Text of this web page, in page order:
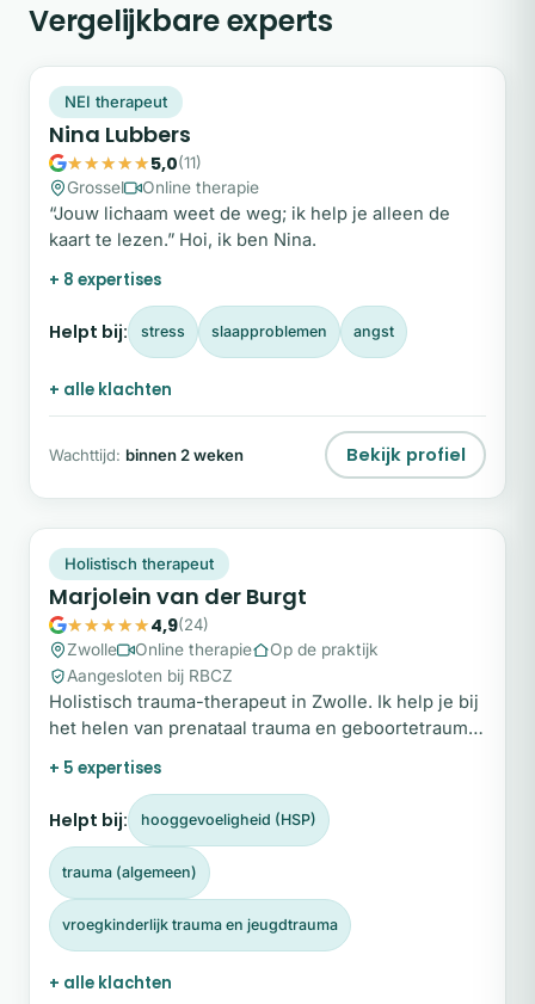
Vergelijkbare experts
Plek beschikbaar
NEI therapeut
Nina Lubbers
5,0(11)
Grossel
Online therapie
“Jouw lichaam weet de weg; ik help je alleen de
kaart te lezen.” Hoi, ik ben Nina.
+ 8 expertises
Helpt bij: stress slaapproblemen angst
+ alle klachten
Wachttijd: binnen 2 weken Bekijk profiel
Snel beschikbaar
Holistisch therapeut
Marjolein van der Burgt
4,9(24)
Zwolle
Online therapie
Op de praktijk
Aangesloten bij RBCZ
Holistisch trauma-therapeut in Zwolle. Ik help je bij
het helen van prenataal trauma en geboortetrauma,
zodat je verleden je toekomst niet meer bepaalt.
+ 5 expertises
Helpt bij: hooggevoeligheid (HSP)
trauma (algemeen)
vroegkinderlijk trauma en jeugdtrauma
+ alle klachten